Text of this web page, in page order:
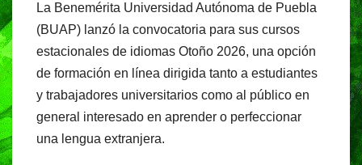
c
e
b
o
o
k
at
s
A
p
p
e
gr
a
m
t
La Benemérita Universidad Autónoma de Puebla
(BUAP) lanzó la convocatoria para sus cursos
estacionales de idiomas Otoño 2026, una opción
de formación en línea dirigida tanto a estudiantes
y trabajadores universitarios como al público en
general interesado en aprender o perfeccionar
una lengua extranjera.